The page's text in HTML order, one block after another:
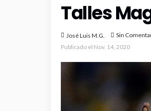
Talles
José Luis M.G.
Sin
Publicado el Nov. 14, 2020